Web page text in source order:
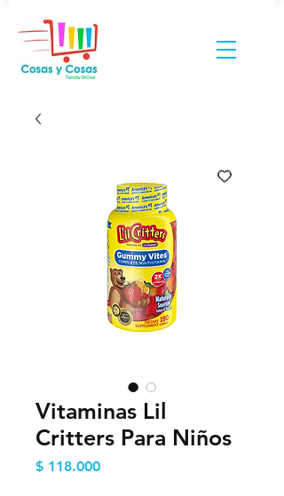
Vitaminas Lil
Critters Para Niños
$ 118.000Precio